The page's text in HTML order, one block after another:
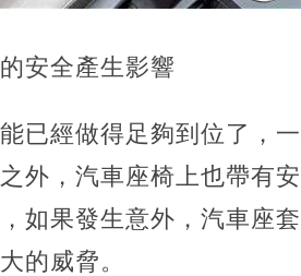
安全產生影響
已經做得足夠到位了，
外，汽車座椅上也帶有
如果發生意外，汽車座
的威脅。